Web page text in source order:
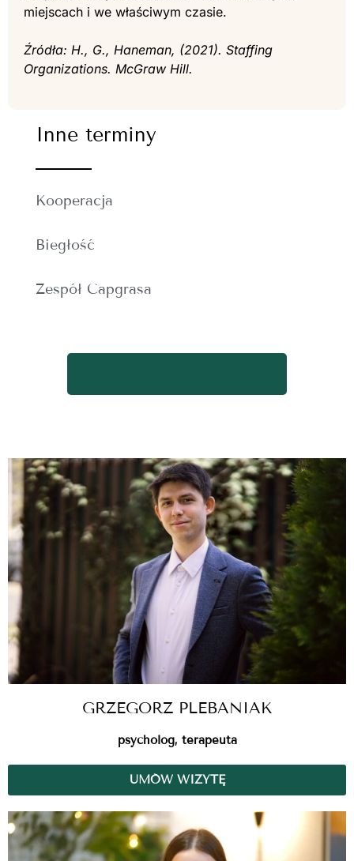
miejscach i we właściwym czasie.
Źródła: H., G., Haneman, (2021). Staffing
Organizations. McGraw Hill.
Inne terminy
Kooperacja
Biegłość
Zespół Capgrasa
GRZEGORZ PLEBANIAK
psycholog, terapeuta
UMÓW WIZYTĘ